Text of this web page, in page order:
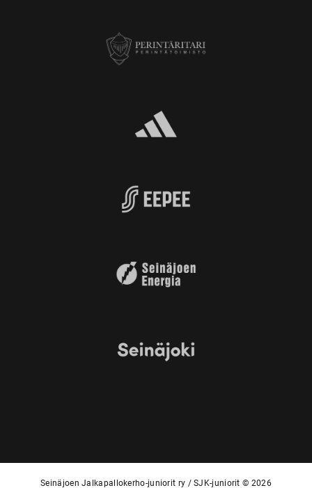
Seinäjoen Jalkapallokerho-juniorit ry / SJK-juniorit © 2026